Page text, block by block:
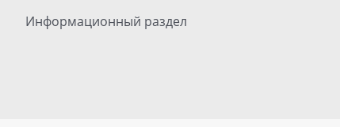
Информационный раздел